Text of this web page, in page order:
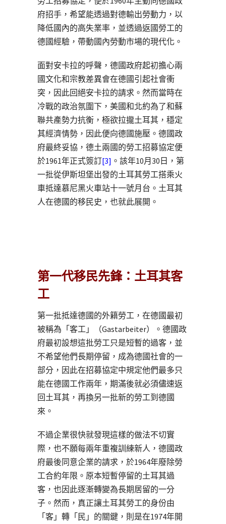
府招手，希望能透過對德輸出勞動力，以
降低國內的高失業率，並透過返國勞工的
德國經驗，帶動國內勞動市場的現代化。
面對安卡拉的呼聲，德國政府起初擔心兩
國文化和宗教差異會在德國引起社會衝
突，因此回絕安卡拉的請求。然而當時在
冷戰的政治氛圍下，美國和北約為了和蘇
聯共產勢力抗衡，極欲拉攏土耳其，穩定
其經濟情勢，因此便向德國施壓。德國政
府最終妥協，德土兩國的勞工招募協定便
於1961年正式簽訂[3] 。該年10月30日，第
一批從伊斯坦堡出發的土耳其勞工搭乘火
車抵達慕尼黑火車站十一號月台。 土耳其
人在德國的移民史，也就此展開。
第一代移民先鋒：土耳其客
工
第一批抵達德國的外籍勞工，在德國最初
被稱為「客工」（Gastarbeiter）。德國政
府最初設想這批勞工只是短暫的過客，並
不希望他們長期停留，成為德國社會的一
部分，因此在招募協定中規定他們最多只
能在德國工作兩年，期滿後就必須儘速返
回土耳其，再換另一批新的勞工到德國
來。
不過企業很快就發現這樣的做法不切實
際，也不願每兩年重複訓練新人，德國政
府最後同意企業的請求，於1964年廢除勞
工合約年限。原本短暫停留的土耳其過
客，也因此逐漸轉變為長期居留的一分
子。然而，真正讓土耳其勞工的身份由
「客」轉「民」的關鍵，則是在1974年開